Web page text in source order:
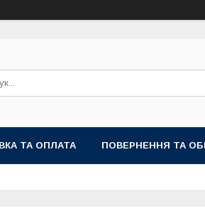
ТА ОПЛАТА ПОВЕРНЕННЯ ТА